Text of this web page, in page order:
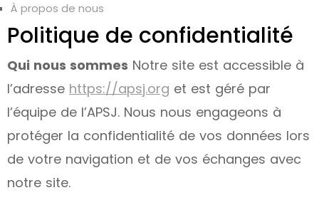
À propos de nous
Politique de confidentialité
Qui nous sommes Notre site est accessible à
l’adresse https://apsj.org et est géré par
l’équipe de l’APSJ. Nous nous engageons à
protéger la confidentialité de vos données lors
de votre navigation et de vos échanges avec
notre site.